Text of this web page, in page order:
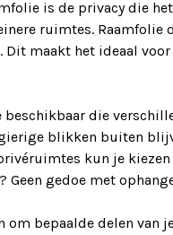
is de privacy die
ruimtes. Raamfolie
maakt het ideaal
die
blikken buiten
kun je
Geen gedoe met
bepaalde delen van